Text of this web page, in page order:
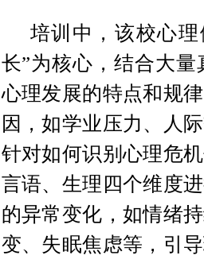
培训中，该校心
长”为核心，结合大
心理发展的特点和规
因，如学业压力、人
针对如何识别心理危
言语、生理四个维度
的异常变化，如情绪
变、失眠焦虑等，引